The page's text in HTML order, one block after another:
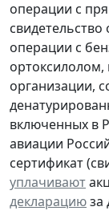
операции с
операции с
ортоксилолом,
организации,
включенных в
авиации
сертификат
уплачивают
декларациюза